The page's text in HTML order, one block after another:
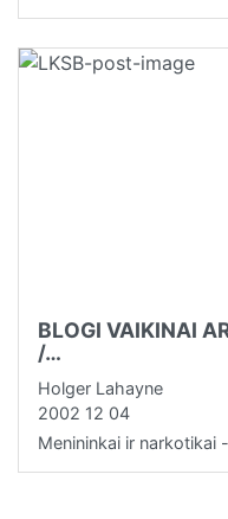
BLOGI VAIKINAI
/…
Holger Lahayne
2002 12 04
Menininkai ir narkotikai